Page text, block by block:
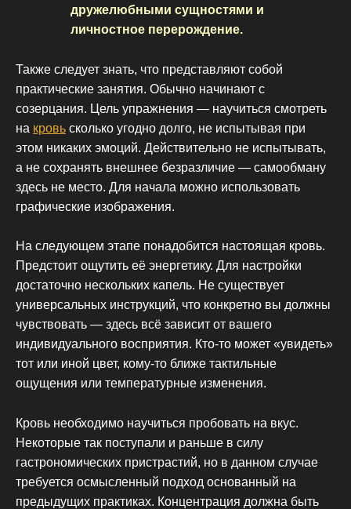
дружелюбными сущностями и
личностное перерождение.
Также следует знать, что представляют собой
практические занятия. Обычно начинают с
созерцания. Цель упражнения — научиться смотреть
на кровь сколько угодно долго, не испытывая при
этом никаких эмоций. Действительно не испытывать,
а не сохранять внешнее безразличие — самообману
здесь не место. Для начала можно использовать
графические изображения.
На следующем этапе понадобится настоящая кровь.
Предстоит ощутить её энергетику. Для настройки
достаточно нескольких капель. Не существует
универсальных инструкций, что конкретно вы должны
чувствовать — здесь всё зависит от вашего
индивидуального восприятия. Кто-то может «увидеть»
тот или иной цвет, кому-то ближе тактильные
ощущения или температурные изменения.
Кровь необходимо научиться пробовать на вкус.
Некоторые так поступали и раньше в силу
гастрономических пристрастий, но в данном случае
требуется осмысленный подход основанный на
предыдущих практиках. Концентрация должна быть